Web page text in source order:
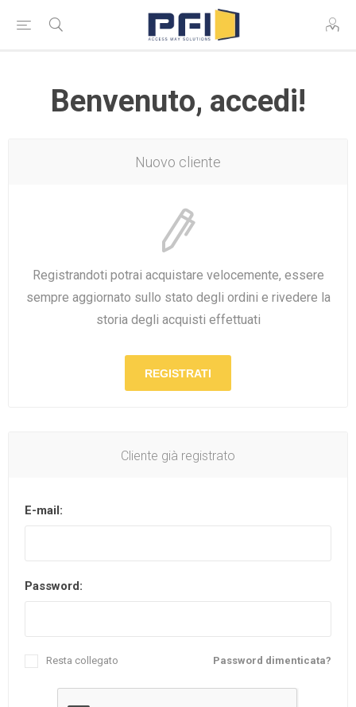
Benvenuto, accedi!
Nuovo cliente
Registrandoti potrai acquistare velocemente, essere
sempre aggiornato sullo stato degli ordini e rivedere la
storia degli acquisti effettuati
REGISTRATI
Cliente già registrato
E-mail:
Password:
Password dimenticata?
Resta collegato